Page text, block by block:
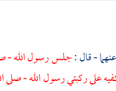
- قال :جلس رسول الله -
على ركبتي رسول الله - صلى